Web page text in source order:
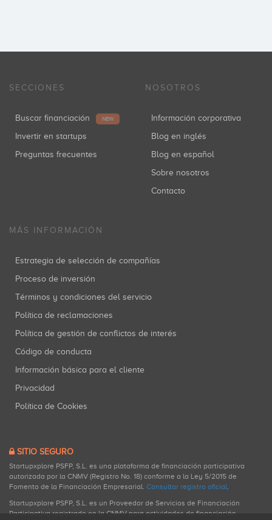
SECCIONES
Buscar financiación NEW
Invertir en startups
Preguntas frecuentes
NOSOTROS
Información corporativa
Blog en inglés
Blog en español
Sobre nosotros
Contacto
MÁS INFORMACIÓN
Estrategia de selección de compañías
Proceso de inversión
Términos y condiciones del servicio
Política de reclamaciones
Política de gestión de conflictos de interés
Código de conducta
Información básica para el cliente
Privacidad
Política de Cookies
SITIO SEGURO
Startupxplore PSFP, S.L. es una plataforma de financiación participativa
autorizada por la CNMV (Registro No. 18) conforme a la Ley 5/2015 de
Fomento de la Financiación Empresarial. Consultar registro oficial.
Startupxplore PSFP, S.L. es un Proveedor de Servicios de Financiación
Participativa registrado en la CNMV para actividades de financiación